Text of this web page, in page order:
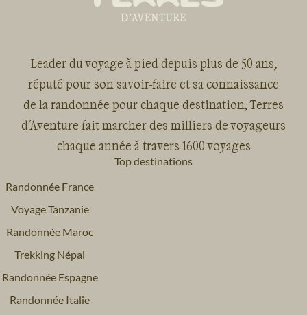
Leader du voyage à pied depuis plus de 50 ans,
réputé pour son savoir-faire et sa connaissance
de la randonnée pour chaque destination, Terres
d'Aventure fait marcher des milliers de voyageurs
chaque année à travers 1600 voyages
Top destinations
Randonnée France
Voyage Tanzanie
Randonnée Maroc
Trekking Népal
Randonnée Espagne
Randonnée Italie